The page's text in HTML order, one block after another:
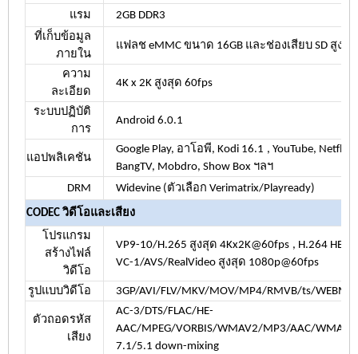
แรม
2GB DDR3
ที่เก็บข้อมูล
ภายใน
แฟลช eMMC ขนาด 16GB และช่องเสียบ SD สูงสุด
ความ
ละเอียด
4K x 2K สูงสุด 60fps
ระบบปฏิบัติ
การ
Android 6.0.1
แอปพลิเคชัน
Google Play, อาโอพี, Kodi 16.1 , YouTube,
BangTV, Mobdro, Show Box ฯลฯ
DRM
Widevine (ตัวเลือก Verimatrix/Playready)
CODEC วิดีโอและเสียง
โปรแกรม
สร้างไฟล์
วิดีโอ
VP9-10/H.265 สูงสุด 4Kx2K@60fps , H.264
VC-1/AVS/RealVideo สูงสุด 1080p@60fps
รูปแบบวิดีโอ 3GP/AVI/FLV/MKV/MOV/MP4/RMVB/ts/WEBM/
ตัวถอดรหัส
เสียง
AC-3/DTS/FLAC/HE-
AAC/MPEG/VORBIS/WMAV2/MP3/AAC/WMA/
7.1/5.1 down-mixing